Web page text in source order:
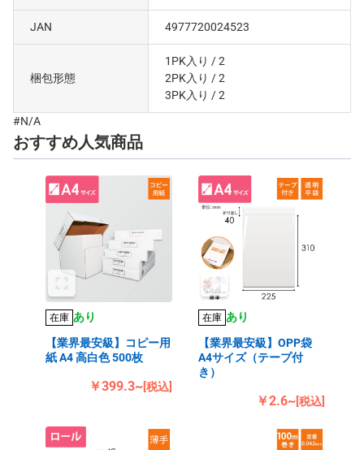
JAN 4977720024523
梱包形態
1PK入り / 2
2PK入り / 2
3PK入り / 2
#N/A
おすすめ人気商品
在庫 あり
【業界最安級】コピー用
紙 A4 高白色 500枚
￥399.3~[税込]
在庫 あり
【業界最安級】OPP袋
A4サイズ（テープ付
き）
￥2.6~[税込]